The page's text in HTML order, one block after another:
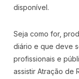
disponível.
Seja como for,
diário e que deve
profissionais e
assistir Atração de